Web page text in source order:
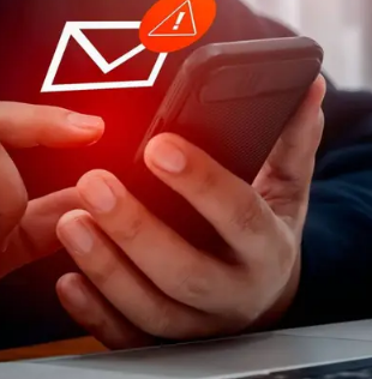
hacker e Malware: le ultime news in